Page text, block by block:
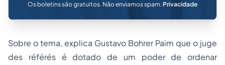
Os boletins são gratuitos. Não enviamos spam. Privacidade
Sobre o tema, explica Gustavo Bohrer Paim que o juge
des référés é dotado de um poder de ordenar